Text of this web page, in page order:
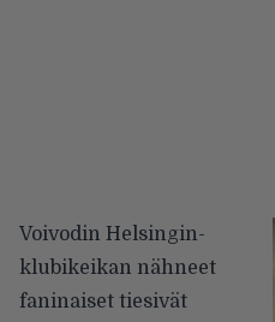
Voivodin Helsingin-
klubikeikan nähneet
faninaiset tiesivät